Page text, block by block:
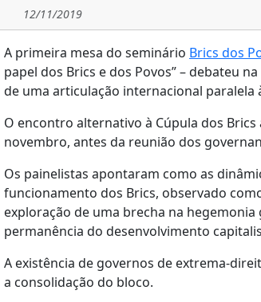
12/11/2019
A primeira mesa do seminário Brics dos
papel dos Brics e dos Povos” – debateu
de uma articulação internacional paralela
O encontro alternativo à Cúpula dos
novembro, antes da reunião dos
Os painelistas apontaram como as
funcionamento dos Brics, observado
exploração de uma brecha na
permanência do desenvolvimento
A existência de governos de extrema-
a consolidação do bloco.